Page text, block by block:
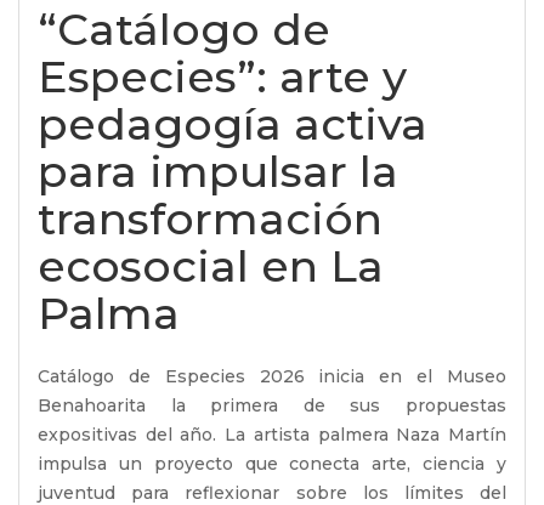
“Catálogo de
Especies”: arte y
pedagogía activa
para impulsar la
transformación
ecosocial en La
Palma
Catálogo de Especies 2026 inicia en el Museo
Benahoarita la primera de sus propuestas
expositivas del año. La artista palmera Naza Martín
impulsa un proyecto que conecta arte, ciencia y
juventud para reflexionar sobre los límites del